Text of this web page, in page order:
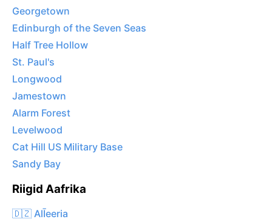
Georgetown
Edinburgh of the Seven Seas
Half Tree Hollow
St. Paul's
Longwood
Jamestown
Alarm Forest
Levelwood
Cat Hill US Military Base
Sandy Bay
Riigid Aafrika
🇩🇿 AlĪeeria